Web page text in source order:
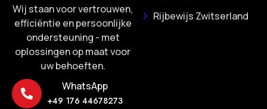
Wij staan voor vertrouwen,
efficiëntie en persoonlijke
ondersteuning - met
oplossingen op maat voor
uw behoeften.
WhatsApp
+49 176 44678273
Rijbewijs Zwitserland